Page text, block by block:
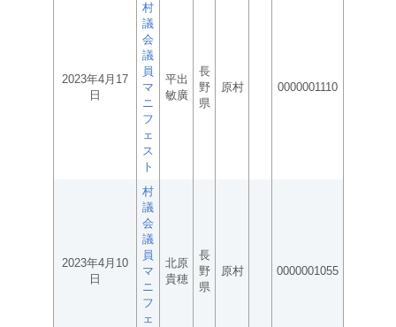
2023年4月17
日
村
議
会
議
員
マ
ニ
フ
ェ
ス
ト
平出
敏廣
長
野
県
原村 0000001110
2023年4月10
日
村
議
会
議
員
マ
ニ
フ
ェ
北原
貴穂
長
野
県
原村 0000001055